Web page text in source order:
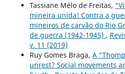
Tassiane Mélo de Freitas,
mineira unida! Contra a
mineiros de carvão do Rio
de guerra (1942-1945) ,
v. 11 (2019)
Ruy Gomes Braga, A
unrest? Social movements